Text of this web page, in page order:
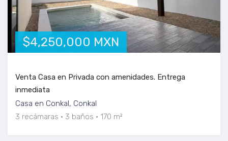
$4,250,000 MXN
Venta Casa en Privada con amenidades. Entrega
inmediata
Casa en Conkal, Conkal
3 recámaras
3 baños 170 m²